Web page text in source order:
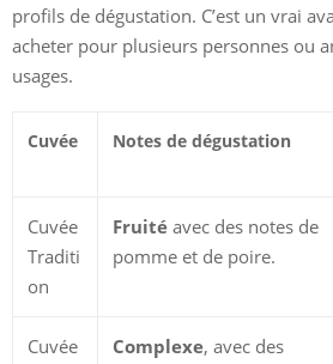
profils de dégustation. C’est un vrai
acheter pour plusieurs personnes ou
usages.
Cuvée Notes de dégustation
Cuvée
Traditi
on
Fruité avec des notes de
pomme et de poire.
Cuvée Complexe, avec des